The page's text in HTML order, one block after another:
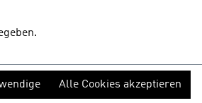
Alle Cookies akzeptieren